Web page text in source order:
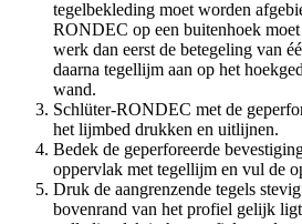
tegelbekleding moet worden
RONDEC op een buitenhoek
werk dan eerst de betegeling van
daarna tegellijm aan op het
wand.
Schlüter-RONDEC met de
het lijmbed drukken en uitlijnen.
Bedek de geperforeerde
oppervlak met tegellijm en vul de
Druk de aangrenzende tegels
bovenrand van het profiel gelijk